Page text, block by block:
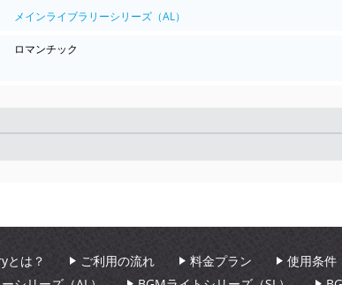
メインライブラリーシリーズ（AL）
ロマンチック
とは？ ご利用の流れ 料金プラン 使用条件